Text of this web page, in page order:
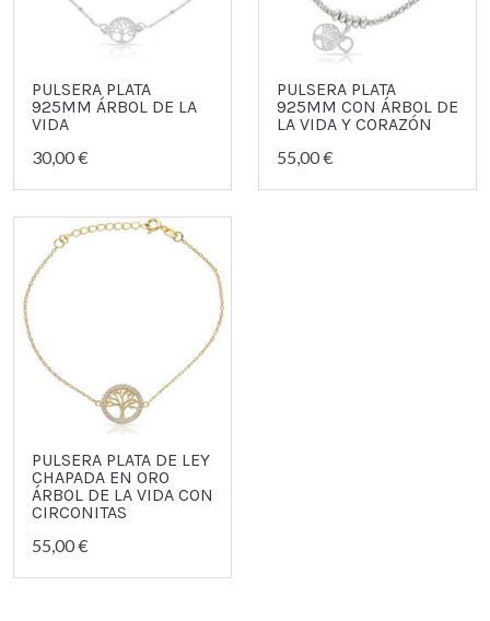
PULSERA PLATA
925MM ÁRBOL DE LA
VIDA
30,00 €
PULSERA PLATA
925MM CON ÁRBOL DE
LA VIDA Y CORAZÓN
55,00 €
PULSERA PLATA DE LEY
CHAPADA EN ORO
ÁRBOL DE LA VIDA CON
CIRCONITAS
55,00 €